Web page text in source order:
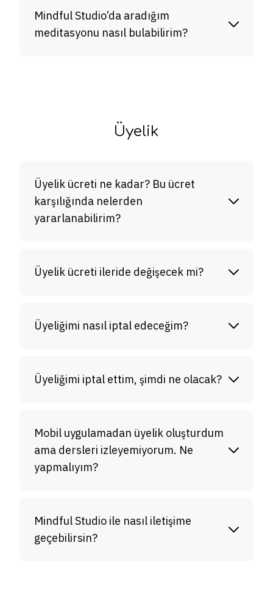
Mindful Studio’da aradığım
meditasyonu nasıl bulabilirim?
Üyelik
Üyelik ücreti ne kadar? Bu ücret
karşılığında nelerden
yararlanabilirim?
Üyelik ücreti ileride değişecek mi?
Üyeliğimi nasıl iptal edeceğim?
Üyeliğimi iptal ettim, şimdi ne olacak?
Mobil uygulamadan üyelik oluşturdum
ama dersleri izleyemiyorum. Ne
yapmalıyım?
Mindful Studio ile nasıl iletişime
geçebilirsin?